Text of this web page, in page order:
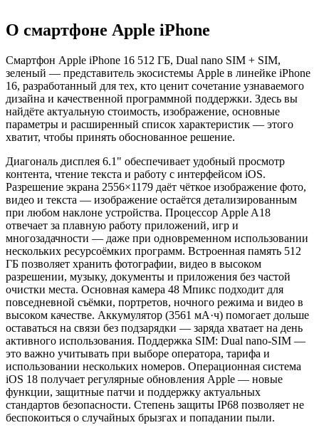
О смартфоне Apple iPhone
Смартфон Apple iPhone 16 512 ГБ, Dual nano SIM + SIM,
зеленый — представитель экосистемы Apple в линейке iPhone
16, разработанный для тех, кто ценит сочетание узнаваемого
дизайна и качественной программной поддержки. Здесь вы
найдёте актуальную стоимость, изображение, основные
параметры и расширенный список характеристик — этого
хватит, чтобы принять обоснованное решение.
Диагональ дисплея 6.1" обеспечивает удобный просмотр
контента, чтение текста и работу с интерфейсом iOS.
Разрешение экрана 2556×1179 даёт чёткое изображение фото,
видео и текста — изображение остаётся детализированным
при любом наклоне устройства. Процессор Apple A18
отвечает за плавную работу приложений, игр и
многозадачности — даже при одновременном использовании
нескольких ресурсоёмких программ. Встроенная память 512
ГБ позволяет хранить фотографии, видео в высоком
разрешении, музыку, документы и приложения без частой
очистки места. Основная камера 48 Мпикс подходит для
повседневной съёмки, портретов, ночного режима и видео в
высоком качестве. Аккумулятор (3561 мА·ч) помогает дольше
оставаться на связи без подзарядки — заряда хватает на день
активного использования. Поддержка SIM: Dual nano-SIM —
это важно учитывать при выборе оператора, тарифа и
использовании нескольких номеров. Операционная система
iOS 18 получает регулярные обновления Apple — новые
функции, защитные патчи и поддержку актуальных
стандартов безопасности. Степень защиты IP68 позволяет не
беспокоиться о случайных брызгах и попадании пыли.